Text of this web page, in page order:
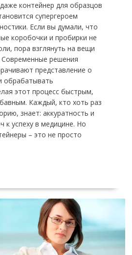
контейнер для образцов
супергероем
Если вы думали, что
коробочки и пробирки не
пора взглянуть на вещи
Современные решения
представление о
обрабатывать
этот процесс быстрым,
Каждый, кто хоть раз
знает: аккуратность и
к успеху в медицине. Но
– это не просто